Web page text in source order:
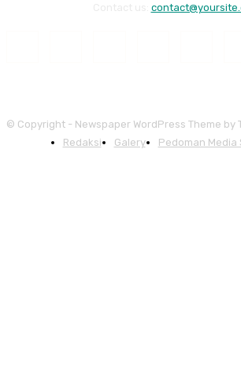
© Copyright - Newspaper WordPress Theme by
Redaksi
Galery Pedoman Media